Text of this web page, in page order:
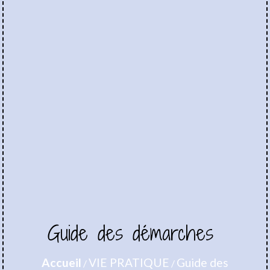
Guide des démarches
Accueil /VIE PRATIQUE / Guide des